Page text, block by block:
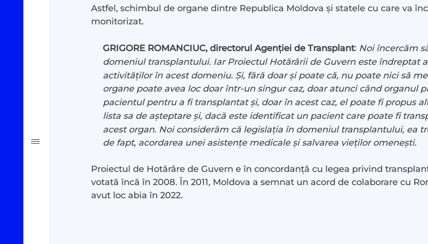
#PeScurt din ParlamentAstfel, schimbul de organe dintre Republica Moldova și statele cu care va
monitorizat.
GRIGORE ROMANCIUC, directorul Agenției de Transplant: Noi încercăm
domeniul transplantului. Iar Proiectul Hotărârii de Guvern este îndreptat
activităților în acest domeniu. Și, fără doar și poate că, nu poate nici să
organe poate avea loc doar într-un singur caz, doar atunci când organul
pacientul pentru a fi transplantat și, doar în acest caz, el poate fi propus
lista sa de așteptare și, dacă este identificat un pacient care poate fi
acest organ. Noi considerăm că legislația în domeniul transplantului, ea
de fapt, acordarea unei asistențe medicale și salvarea vieților omenești.
Proiectul de Hotărâre de Guvern e în concordanță cu legea privind
votată încă în 2008. În 2011, Moldova a semnat un acord de colaborare cu
avut loc abia în 2022.